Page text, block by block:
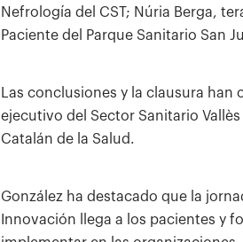
Nefrología del CST; Núria Berga,
Paciente del Parque Sanitario San
Las conclusiones y la clausura
ejecutivo del Sector Sanitario
Catalán de la Salud.
González ha destacado que la
Innovación llega a los pacientes y